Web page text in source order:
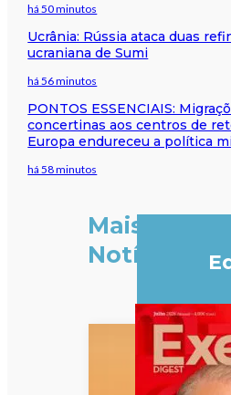
há 50 minutos
Ucrânia: Rússia ataca duas
ucraniana de Sumi
há 56 minutos
PONTOS ESSENCIAIS:
concertinas aos centros de
Europa endureceu a política
há 58 minutos
Mais
Notícias